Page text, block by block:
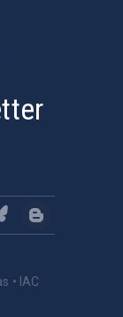
• IAC